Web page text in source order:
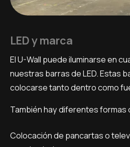
LED y marca
El U-Wall puede iluminarse en
nuestras barras de LED. Estas
colocarse tanto dentro como
También hay diferentes formas
Colocación de pancartas o